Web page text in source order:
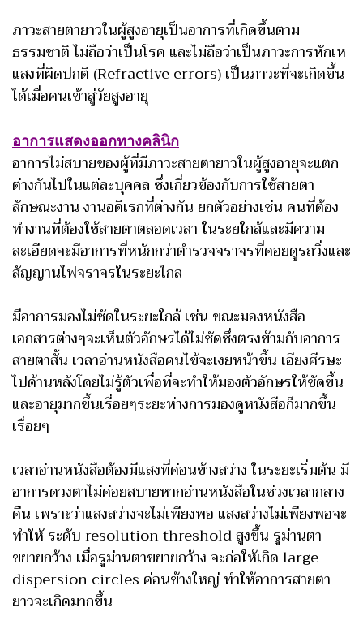
ภาวะสายตายาวในผู้สูงอายุเป็นอาการที่เกิดขึ้นตาม
ธรรมชาติ ไม่ถือว่าเป็นโรค และไม่ถือว่าเป็นภาวะการหักเห
แสงที่ผิดปกติ (Refractive errors) เป็นภาวะที่จะเกิดขึ้น
ได้เมื่อคนเข้าสู่วัยสูงอายุ
อาการแสดงออกทางคลินิก
อาการไม่สบายของผู้ที่มีภาวะสายตายาวในผู้สูงอายุจะแตก
ต่างกันไปในแต่ละบุคคล ซึ่งเกี่ยวข้องกับการใช้สายตา
ลักษณะงาน งานอดิเรกที่ต่างกัน ยกตัวอย่างเช่น คนที่ต้อง
ทำงานที่ต้องใช้สายตาตลอดเวลา ในระยใกล้และมีความ
ละเอียดจะมีอาการที่หนักกว่าตำรวจจราจรที่คอยดูรถวิ่งและ
สัญญานไฟจราจรในระยะไกล
มีอาการมองไม่ชัดในระยะใกล้ เช่น ขณะมองหนังสือ
เอกสารต่างๆจะเห็นตัวอักษรได้ไม่ชัดซึ่งตรงข้ามกับอาการ
สายตาสั้น เวลาอ่านหนังสือคนไข้จะเงยหน้าขึ้น เอียงศีรษะ
ไปด้านหลังโดยไม่รู้ตัวเพื่อที่จะทำให้มองตัวอักษรให้ชัดขึ้น
และอายุมากขึ้นเรื่อยๆระยะห่างการมองดูหนังสือก็มากขึ้น
เรื่อยๆ
เวลาอ่านหนังสือต้องมีแสงที่ค่อนข้างสว่าง ในระยะเริ่มต้น มี
อาการดวงตาไม่ค่อยสบายหากอ่านหนังสือในช่วงเวลากลาง
คืน เพราะว่าแสงสว่างจะไม่เพียงพอ แสงสว่างไม่เพียงพอจะ
ทำให้ ระดับ resolution threshold สูงขึ้น รูม่านตา
ขยายกว้าง เมื่อรูม่านตาขยายกว้าง จะก่อให้เกิด large
dispersion circles ค่อนข้างใหญ่ ทำให้อาการสายตา
ยาวจะเกิดมากขึ้น